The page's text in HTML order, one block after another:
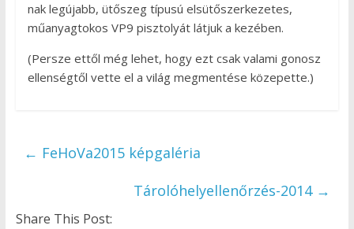
nak legújabb, ütőszeg típusú elsütőszerkezetes,
műanyagtokos VP9 pisztolyát látjuk a kezében.
(Persze ettől még lehet, hogy ezt csak valami gonosz
ellenségtől vette el a világ megmentése közepette.)
← FeHoVa2015 képgaléria
Tárolóhelyellenőrzés-2014 →
Share This Post: